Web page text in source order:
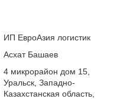
ИП ЕвроАзия логистик
Асхат Башаев
4 микрорайон дом 15,
Уральск, Западно-
Казахстанская область,